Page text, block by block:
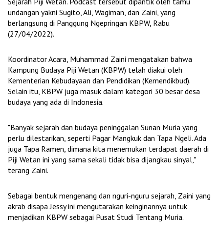
undangan yakni Sugito, Ali, Wagiman, dan Zaini, yang
berlangsung di Panggung Ngepringan KBPW, Rabu
(27/04/2022).
Koordinator Acara, Muhammad Zaini mengatakan bahwa
Kampung Budaya Piji Wetan (KBPW) telah diakui oleh
Kementerian Kebudayaan dan Pendidikan (Kemendikbud).
Selain itu, KBPW juga masuk dalam kategori 30 besar desa
budaya yang ada di Indonesia.
"Banyak sejarah dan budaya peninggalan Sunan Muria yang
perlu dilestarikan, seperti Pagar Mangkuk dan Tapa Ngeli. Ada
juga Tapa Ramen, dimana kita menemukan terdapat daerah di
Piji Wetan ini yang sama sekali tidak bisa dijangkau sinyal,"
terang Zaini.
Sebagai bentuk mengenang dan nguri-nguru sejarah, Zaini yang
akrab disapa Jessy ini mengutarakan keinginannya untuk
menjadikan KBPW sebagai Pusat Studi Tentang Muria.